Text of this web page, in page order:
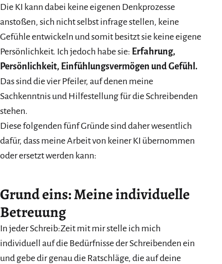
Die KI kann dabei keine eigenen Denkprozesse
anstoßen, sich nicht selbst infrage stellen, keine
Gefühle entwickeln und somit besitzt sie keine eigene
Persönlichkeit. Ich jedoch habe sie: Erfahrung,
Persönlichkeit, Einfühlungsvermögen und Gefühl.
Das sind die vier Pfeiler, auf denen meine
Sachkenntnis und Hilfestellung für die Schreibenden
stehen.
Diese folgenden fünf Gründe sind daher wesentlich
dafür, dass meine Arbeit von keiner KI übernommen
oder ersetzt werden kann:
Grund eins: Meine individuelle
Betreuung
In jeder Schreib:Zeit mit mir stelle ich mich
individuell auf die Bedürfnisse der Schreibenden ein
und gebe dir genau die Ratschläge, die auf deine